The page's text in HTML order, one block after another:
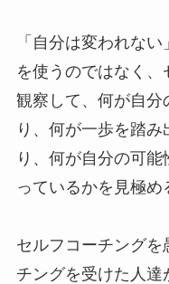
「自分は変われな
を使うのではなく
観察して、何が自分
り、何が一歩を踏
り、何が自分の可
っているかを見極め
セルフコーチング
チングを受けた人達